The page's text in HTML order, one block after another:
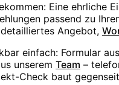
Eine ehrliche
passend zu
Angebot,
einfach: Formular
unserem Team –
Check baut